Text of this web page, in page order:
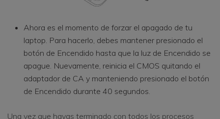
Ahora es el momento de forzar el apagado de tu
laptop. Para hacerlo, debes mantener presionado el
botón de Encendido hasta que la luz de Encendido se
apague. Nuevamente, reinicia el CMOS quitando el
adaptador de CA y manteniendo presionado el botón
de Encendido durante 40 segundos.
Una vez que hayas terminado con todos los procesos